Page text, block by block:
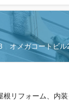
オメガコートビル
リフォーム、内